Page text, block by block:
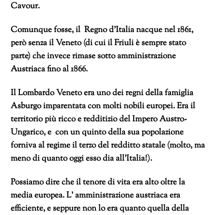
Cavour.
Comunque fosse, il Regno d’Italia nacque nel 1861,
però senza il Veneto (di cui il Friuli è sempre stato
parte) che invece rimase sotto amministrazione
Austriaca fino al 1866.
Il Lombardo Veneto erauno dei regni della famiglia
Asburgo imparentata con molti nobili europei. Erail
territorio più ricco e redditizio del Impero Austro-
Ungarico, e con un quinto della sua popolazione
forniva al regime il terzo del redditto statale (molto, ma
meno di quanto oggi esso dia all’Italia!).
Possiamo dire che il tenore di vita era alto oltre la
media europea. L’ amministrazione austriaca era
efficiente, e seppure non lo era quanto quella della